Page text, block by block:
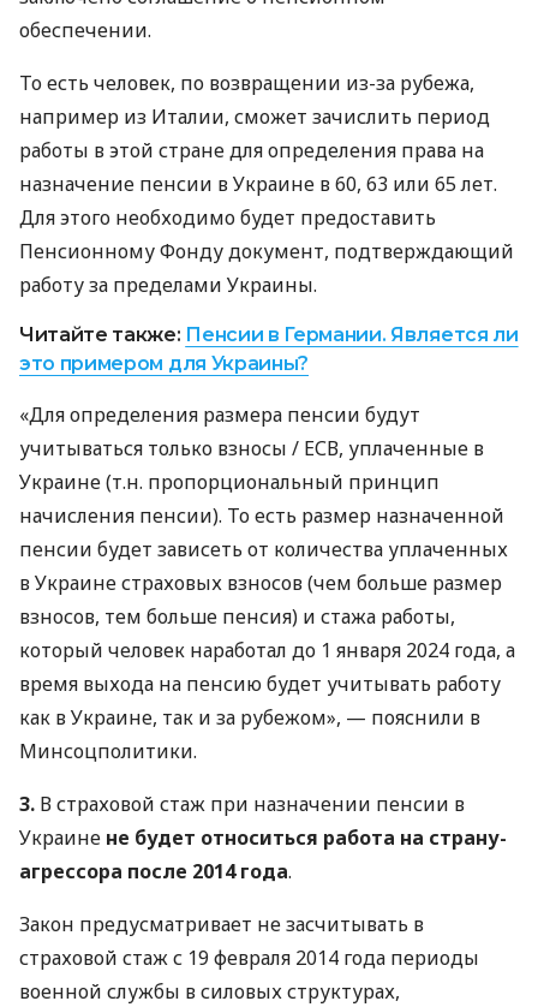
обеспечении.
То есть человек, по возвращении из-за рубежа,
например из Италии, сможет зачислить период
работы в этой стране для определения права на
назначение пенсии в Украине в 60, 63 или 65 лет.
Для этого необходимо будет предоставить
Пенсионному Фонду документ, подтверждающий
работу за пределами Украины.
Читайте также: Пенсии в Германии. Является ли
это примером для Украины?
«Для определения размера пенсии будут
учитываться только взносы / ЕСВ, уплаченные в
Украине (т.н. пропорциональный принцип
начисления пенсии). То есть размер назначенной
пенсии будет зависеть от количества уплаченных
в Украине страховых взносов (чем больше размер
взносов, тем больше пенсия) и стажа работы,
который человек наработал до 1 января 2024 года, а
время выхода на пенсию будет учитывать работу
как в Украине, так и за рубежом», — пояснили в
Минсоцполитики.
3. В страховой стаж при назначении пенсии в
Украине не будет относиться работа на страну-
агрессора после 2014 года.
Закон предусматривает не засчитывать в
страховой стаж с 19 февраля 2014 года периоды
военной службы в силовых структурах,